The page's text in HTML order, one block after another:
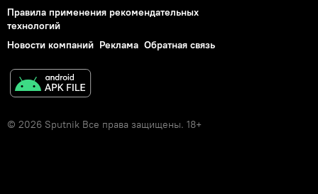
Правила применения рекомендательных
технологий
Новости компаний Реклама Обратная связь
© 2026 Sputnik Все права защищены. 18+